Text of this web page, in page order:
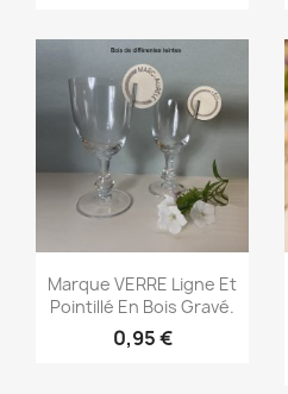
Aperçu rapide
Marque VERRE Ligne Et
Pointillé En Bois Gravé.
0,95 €